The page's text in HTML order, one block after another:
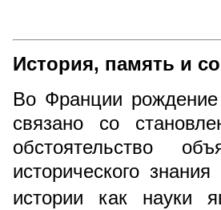
История, память и
Во Франции
связано со
обстоятельство
исторического
истории как науки